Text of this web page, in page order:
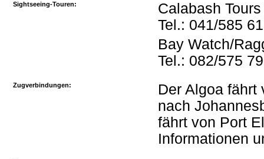
Sightseeing-Touren:
Calabash Tours
Tel.: 041/585
Bay Watch/
Tel.: 082/575
Zugverbindungen:
Der Algoa fährt
nach
fährt von Port
Informationen